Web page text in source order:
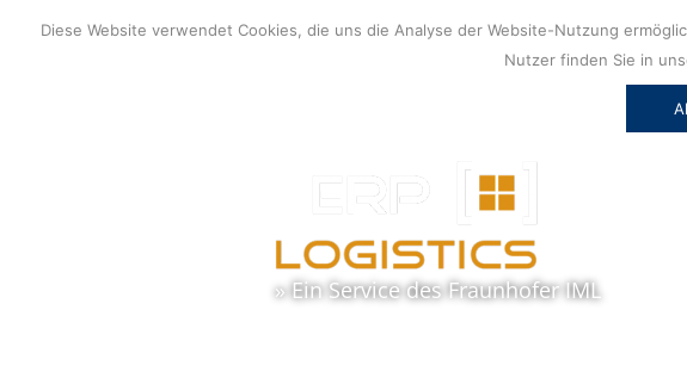
Inhalt
» Ein Service desFraunhofer IML
Diese Website verwendet Cookies, die uns die Analyse der Website-Nutzung
Nutzer finden Sie in